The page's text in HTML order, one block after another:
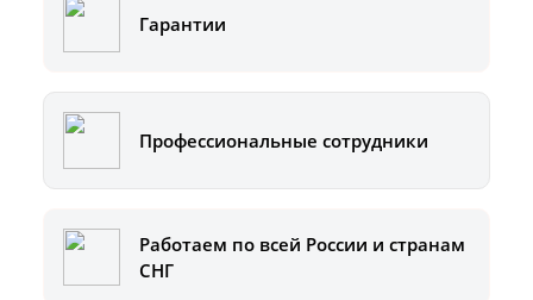
Гарантии
Профессиональные сотрудники
Работаем по всей России и странам
СНГ